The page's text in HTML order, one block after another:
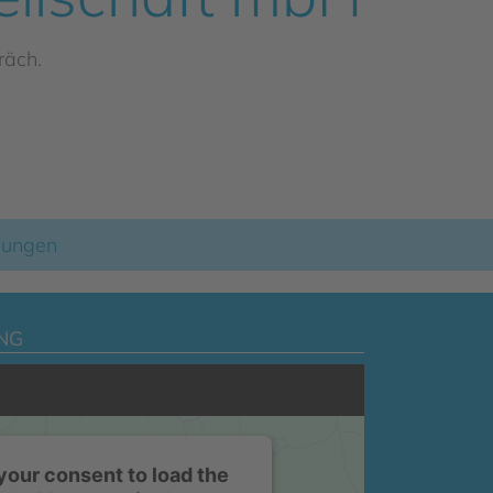
consent to load the